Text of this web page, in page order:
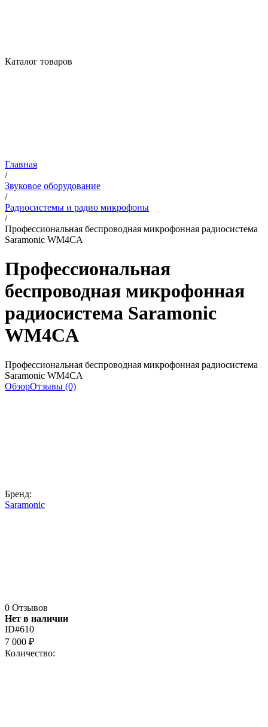
Каталог товаров
Главная
/
Звуковое оборудование
/
Радиосистемы и радио микрофоны
/
Профессиональная беспроводная микрофонная радиосистема
Saramonic WM4CA
Профессиональная
беспроводная микрофонная
радиосистема Saramonic
WM4CA
Профессиональная беспроводная микрофонная радиосистема
Saramonic WM4CA
ОбзорОтзывы (0)
Бренд:
Saramonic
0 Отзывов
Нет в наличии
ID#610
7 000 ₽
Количество: